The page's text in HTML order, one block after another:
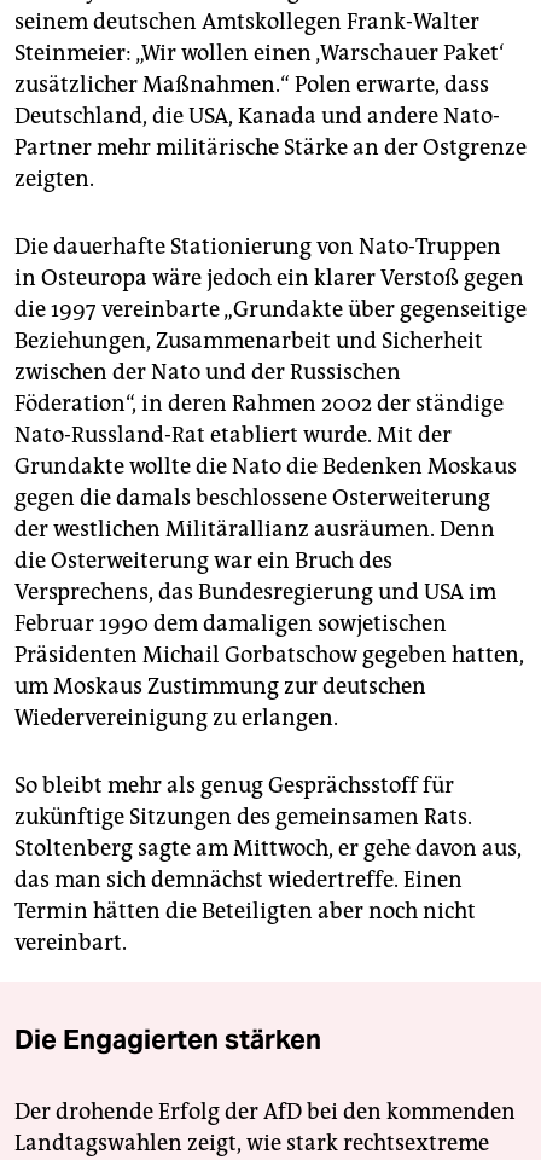
seinem deutschen Amtskollegen Frank-Walter
Steinmeier: „Wir wollen einen ‚Warschauer Paket‘
zusätzlicher Maßnahmen.“ Polen erwarte, dass
Deutschland, die USA, Kanada und andere Nato-
Partner mehr militärische Stärke an der Ostgrenze
zeigten.
Die dauerhafte Stationierung von Nato-Truppen
in Osteuropa wäre jedoch ein klarer Verstoß gegen
die 1997 vereinbarte „Grundakte über gegenseitige
Beziehungen, Zusammenarbeit und Sicherheit
zwischen der Nato und der Russischen
Föderation“, in deren Rahmen 2002 der ständige
Nato-Russland-Rat etabliert wurde. Mit der
Grundakte wollte die Nato die Bedenken Moskaus
gegen die damals beschlossene Osterweiterung
der westlichen Militärallianz ausräumen. Denn
die Osterweiterung war ein Bruch des
Versprechens, das Bundesregierung und USA im
Februar 1990 dem damaligen sowjetischen
Präsidenten Michail Gorbatschow gegeben hatten,
um Moskaus Zustimmung zur deutschen
Wiedervereinigung zu erlangen.
So bleibt mehr als genug Gesprächsstoff für
zukünftige Sitzungen des gemeinsamen Rats.
Stoltenberg sagte am Mittwoch, er gehe davon aus,
das man sich demnächst wiedertreffe. Einen
Termin hätten die Beteiligten aber noch nicht
vereinbart.
Die Engagierten stärken
Der drohende Erfolg der AfD bei den kommenden
Landtagswahlen zeigt, wie stark rechtsextreme